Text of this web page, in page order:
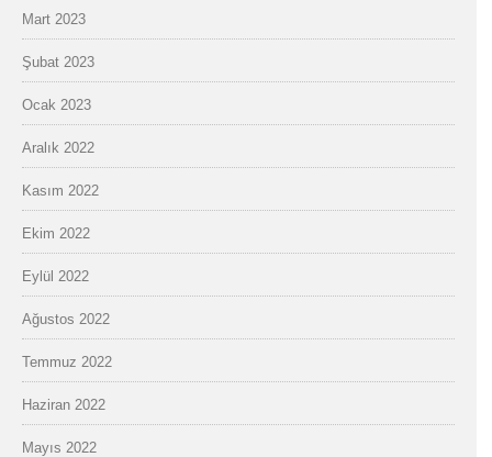
Mart 2023
Şubat 2023
Ocak 2023
Aralık 2022
Kasım 2022
Ekim 2022
Eylül 2022
Ağustos 2022
Temmuz 2022
Haziran 2022
Mayıs 2022